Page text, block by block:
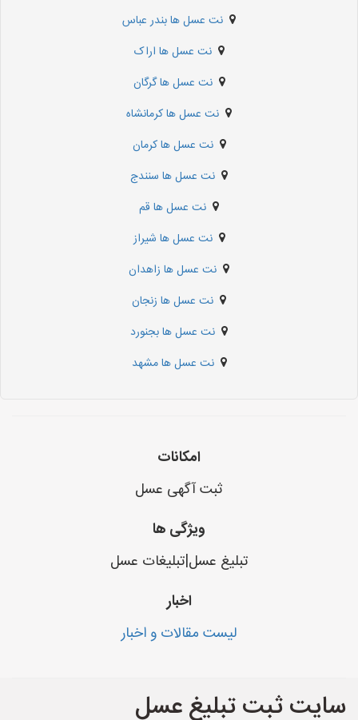
نت عسل ها بندر عباس
نت عسل ها اراک
نت عسل ها گرگان
نت عسل ها کرمانشاه
نت عسل ها کرمان
نت عسل ها سنندج
نت عسل ها قم
نت عسل ها شیراز
نت عسل ها زاهدان
نت عسل ها زنجان
نت عسل ها بجنورد
نت عسل ها مشهد
امکانات
ثبت آگهی عسل
ویژگی ها
تبلیغ عسل|تبلیغات عسل
اخبار
لیست مقالات و اخبار
سایت ثبت تبلیغ عسل‌